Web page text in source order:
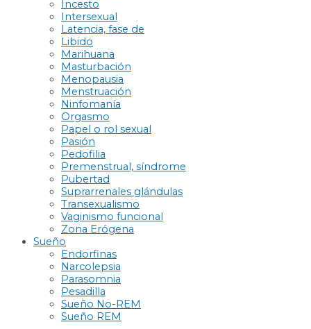
Incesto
Intersexual
Latencia, fase de
Libido
Marihuana
Masturbación
Menopausia
Menstruación
Ninfomanía
Orgasmo
Papel o rol sexual
Pasión
Pedofilia
Premenstrual, síndrome
Pubertad
Suprarrenales glándulas
Transexualismo
Vaginismo funcional
Zona Erógena
Sueño
Endorfinas
Narcolepsia
Parasomnia
Pesadilla
Sueño No-REM
Sueño REM